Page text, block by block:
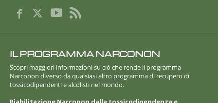
IL PROGRAMMA NARCONON
Scopri maggiori informazioni su ciò che rende il programma
Narconon diverso da qualsiasi altro programma di recupero di
tossicodipendenti e alcolisti nel mondo.